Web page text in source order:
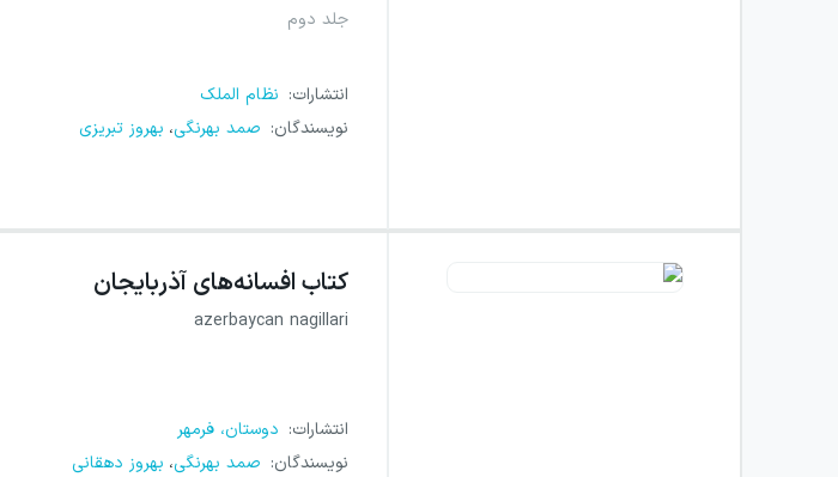
جلد دوم
انتشارات: نظام الملک
نویسندگان: صمد بهرنگی، بهروز تبریزی
کتاب افسانه‌های آذربایجان
azerbaycan nagillari
انتشارات: دوستان، فرمهر
نویسندگان: صمد بهرنگی، بهروز دهقانی